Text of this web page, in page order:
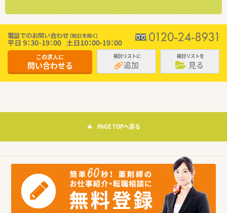
この求人に
問い合わせる
検討リストに
追加
検討リストを
見る
PAGE TOPへ戻る